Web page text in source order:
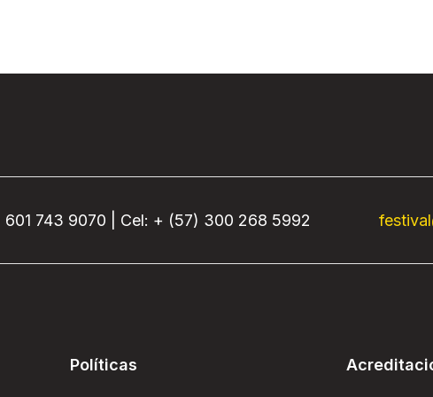
601 743 9070 | Cel: + (57) 300 268 5992
Políticas